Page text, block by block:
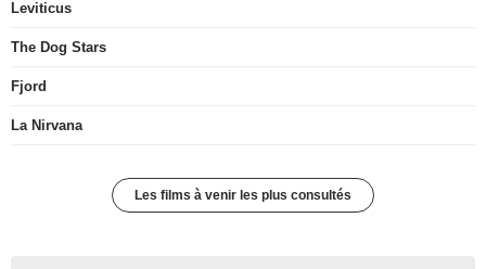
Leviticus
The Dog Stars
Fjord
La Nirvana
Les films à venir les plus consultés